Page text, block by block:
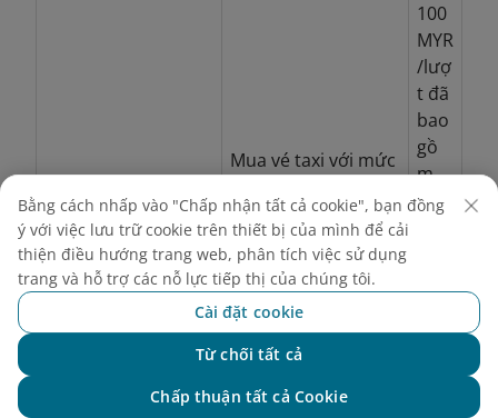
Taxi coupon
Mua vé taxi với mức
quầy nằm ở sảnh
đến quốc nội (tầng
3) và khu vực nhận
hành lý quốc tế
(tầng 3) tại nhà ga
chính (ga KLIA).
100
MYR
/lượ
t đã
bao
gồ
m
phí
23:3
Bằng cách nhấp vào "Chấp nhận tất cả cookie", bạn đồng
ý với việc lưu trữ cookie trên thiết bị của mình để cải
thiện điều hướng trang web, phân tích việc sử dụng
trang và hỗ trợ các nỗ lực tiếp thị của chúng tôi.
Cài đặt cookie
Từ chối tất cả
Chấp thuận tất cả Cookie